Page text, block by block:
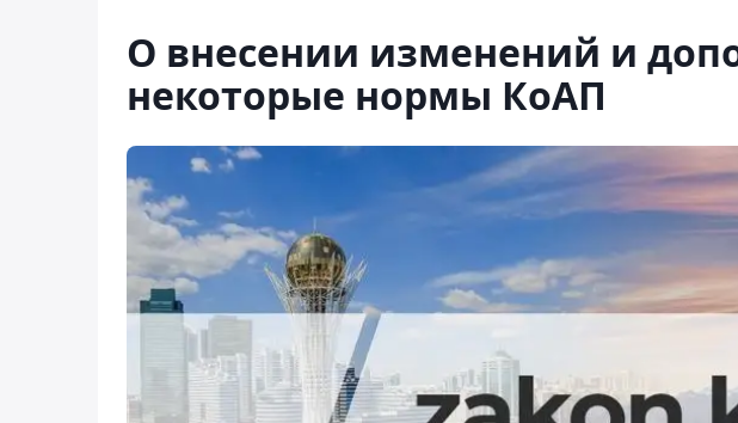
О внесении изменений и
некоторые нормы КоАП